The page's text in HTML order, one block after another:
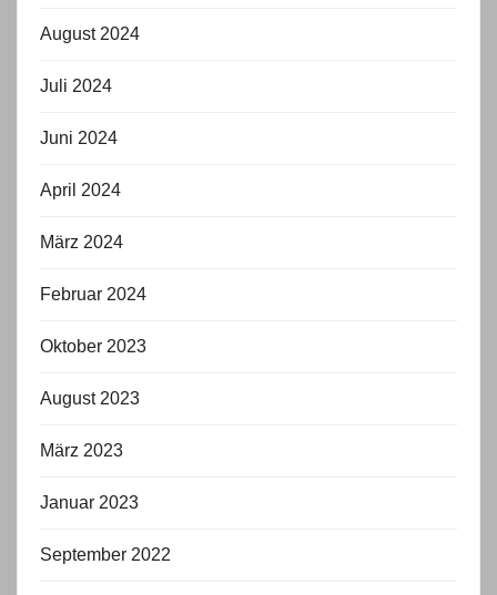
August 2024
Juli 2024
Juni 2024
April 2024
März 2024
Februar 2024
Oktober 2023
August 2023
März 2023
Januar 2023
September 2022